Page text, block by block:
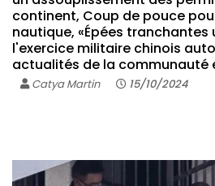
continent, Coup de pouce
nautique, «Épées tranchantes
l'exercice militaire chinois
actualités de la communauté
Catya Martin 15/10/2024